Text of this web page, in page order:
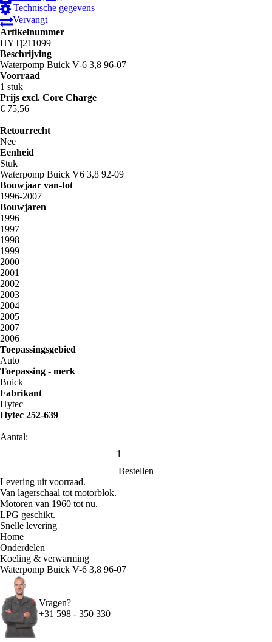
Technische gegevens
Vervangt
Artikelnummer
HYT|211099
Beschrijving
Waterpomp Buick V-6 3,8 96-07
Voorraad
1 stuk
Prijs excl. Core Charge
€ 75,56
Retourrecht
Nee
Eenheid
Stuk
Waterpomp Buick V6 3,8 92-09
Bouwjaar van-tot
1996-2007
Bouwjaren
1996
1997
1998
1999
2000
2001
2002
2003
2004
2005
2007
2006
Toepassingsgebied
Auto
Toepassing - merk
Buick
Fabrikant
Hytec
Hytec 252-639
Aantal:
Bestellen
Levering uit voorraad.
Van lagerschaal tot motorblok.
Motoren van 1960 tot nu.
LPG geschikt.
Snelle levering
Home
Onderdelen
Koeling & verwarming
Waterpomp Buick V-6 3,8 96-07
Vragen?
+31 598 - 350 330